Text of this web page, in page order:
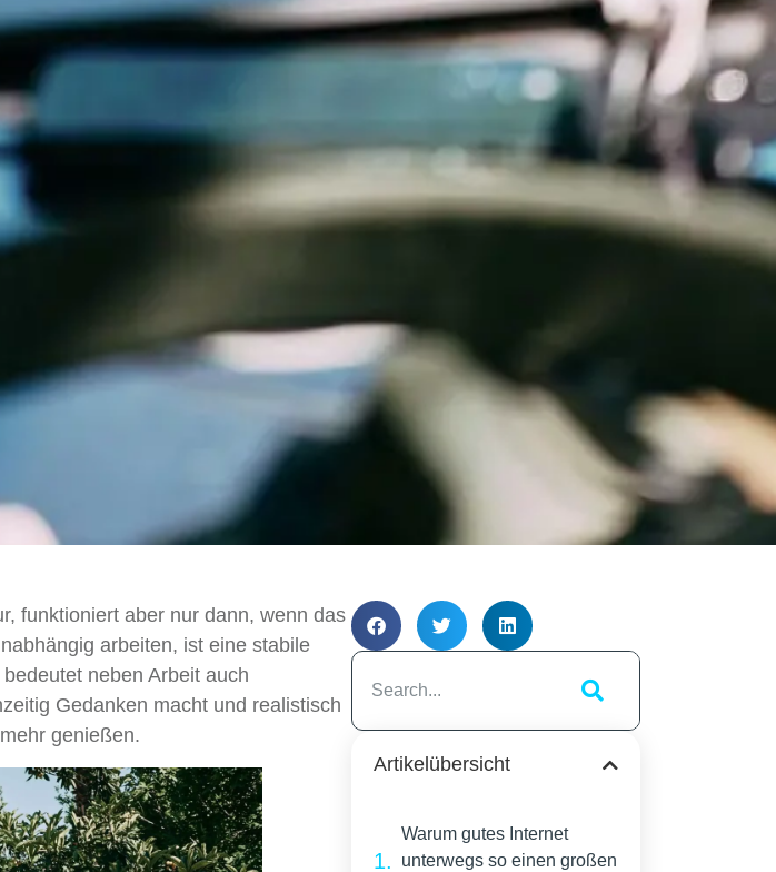
funktioniert aber nur dann, wenn das
arbeiten, ist eine stabile
neben Arbeit auch
Gedanken macht und realistisch
genießen.
Artikelübersicht
Warum gutes Internet
unterwegs so einen großen